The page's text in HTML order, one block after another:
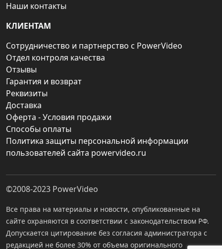
Наши контакты
КЛИЕНТАМ
Сотрудничество и партнерство с PowerVideo
Отдел контроля качества
Отзывы
Гарантия и возврат
Реквизиты
Доставка
Оферта - Условия продажи
Способы оплаты
Политика защиты персональной информации
пользователей сайта powervideo.ru
©2008-2023 PowerVideo
Все права на материалы и новости, опубликованные на
сайте охраняются в соответствии с законодательством РФ.
Допускается цитирование без согласия администратора с
редакцией не более 30% от объема оригинального